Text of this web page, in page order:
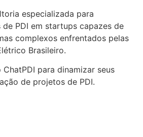
especializada para
PDI em startups capazes de
complexos enfrentados pelas
Brasileiro.
para dinamizar seus
de projetos de PDI.